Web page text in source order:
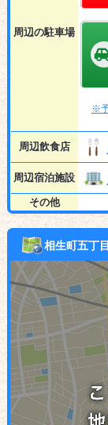
周辺の駐車場
※
周辺飲食店
周辺宿泊施設
その他
相生町五丁